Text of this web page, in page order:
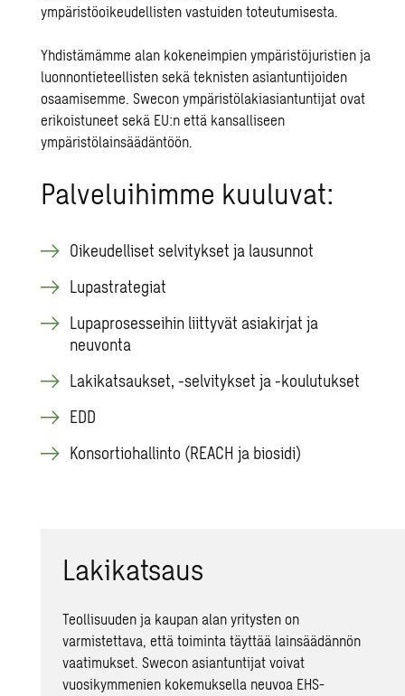
ympäristöoikeudellisten vastuiden toteutumisesta.
Yhdistämämme alan kokeneimpien ympäristöjuristien ja
luonnontieteellisten sekä teknisten asiantuntijoiden
osaamisemme. Swecon ympäristölakiasiantuntijat ovat
erikoistuneet sekä EU:n että kansalliseen
ympäristölainsäädäntöön.
Palveluihimme kuuluvat:
Oikeudelliset selvitykset ja lausunnot
Lupastrategiat
Lupaprosesseihin liittyvät asiakirjat ja
neuvonta
Lakikatsaukset, -selvitykset ja -koulutukset
EDD
Konsortiohallinto (REACH ja biosidi)
Lakikatsaus
Teollisuuden ja kaupan alan yritysten on
varmistettava, että toiminta täyttää lainsäädännön
vaatimukset. Swecon asiantuntijat voivat
vuosikymmenien kokemuksella neuvoa EHS-